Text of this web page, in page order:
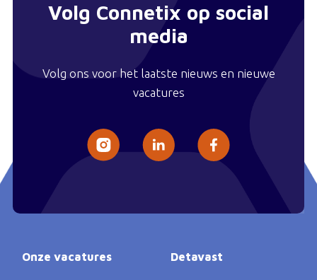
Volg Connetix op social
media
Volg ons voor het laatste nieuws en nieuwe
vacatures
Onze vacatures Detavast